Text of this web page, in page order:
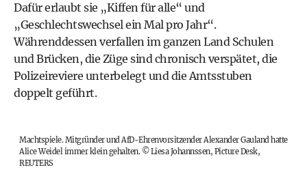
Dafür erlaubt sie „Kiffen für alle“ und
„Geschlechtswechsel ein Mal pro Jahr“.
Währenddessen verfallen im ganzen Land Schulen
und Brücken, die Züge sind chronisch verspätet, die
Polizeireviere unterbelegt und die Amtsstuben
doppelt geführt.
Machtspiele. Mitgründer und AfD-Ehrenvorsitzender Alexander Gauland hatte
Alice Weidel immer klein gehalten. ©Liesa Johannssen, Picture Desk,
REUTERS